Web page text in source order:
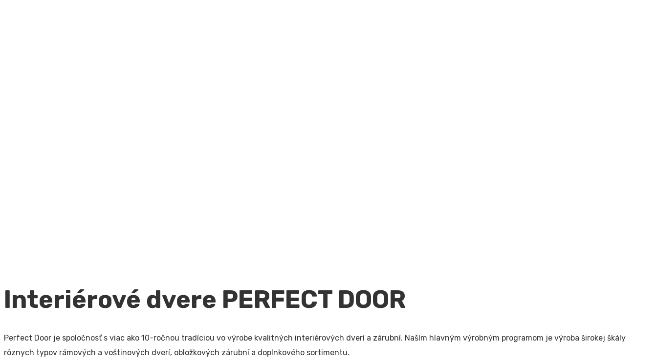
Interiérové dvere PERFECT DOOR
Perfect Door je spoločnosť s viac ako 10-ročnou tradíciou vo výrobe kvalitných interiérových dverí a zárubní. Naším hlavným výrobným programom je výroba širokej škály
rôznych typov rámových a voštinových dverí, obložkových zárubní a doplnkového sortimentu.